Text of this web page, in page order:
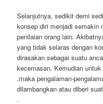
Selanjutnya, sedikit demi
konsep diri menjadi semakin
penilaian orang lain.
yang tidak selaras dengan
dirasakan sebagai suatu
kecemasan. Kemudian
,maka pengalaman-
dilambangkan atau diberi
.